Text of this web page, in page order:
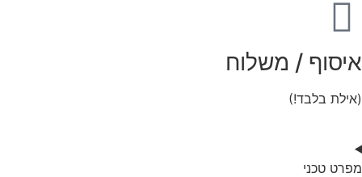
איסוף / משלוח
(אילת בלבד!)
מפרט טכני